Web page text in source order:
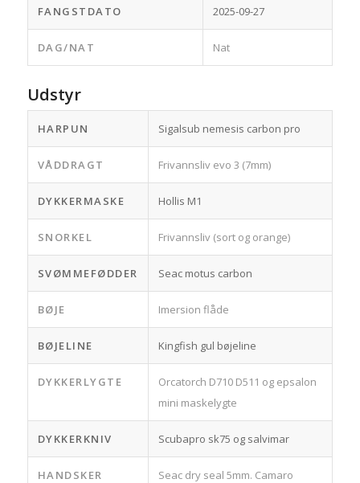
FANGSTDATO 2025-09-27
DAG/NAT Nat
Udstyr
HARPUN Sigalsub nemesis carbon pro
VÅDDRAGT Frivannsliv evo 3 (7mm)
DYKKERMASKE Hollis M1
SNORKEL Frivannsliv (sort og orange)
SVØMMEFØDDER Seac motus carbon
BØJE Imersion flåde
BØJELINE Kingfish gul bøjeline
DYKKERLYGTE
Orcatorch D710 D511 og epsalon
mini maskelygte
DYKKERKNIV Scubapro sk75 og salvimar
HANDSKER
Seac dry seal 5mm. Camaro